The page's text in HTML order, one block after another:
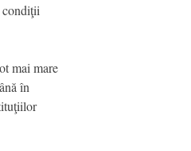
condiţii
mai mare
în